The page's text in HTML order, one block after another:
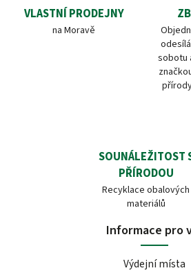
VLASTNÍ PRODEJNY
na Moravě
sobotu
SOUNÁLEŽITOST
PŘÍRODOU
Recyklace obalových
materiálů
Informace pro
Výdejní místa